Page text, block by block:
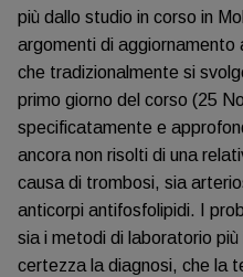
più dallo studio in corso in
argomenti di aggiornamento
che tradizionalmente si
primo giorno del corso (25
specificatamente e
ancora non risolti di una
causa di trombosi, sia
anticorpi antifosfolipidi. I
sia i metodi di laboratorio
certezza la diagnosi, che la